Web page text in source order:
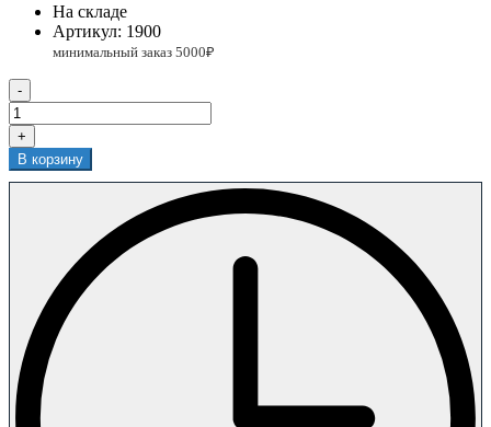
На складе
Артикул: 1900
-
+
В корзину